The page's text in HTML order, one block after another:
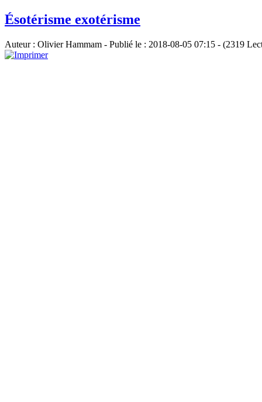
Ésotérisme exotérisme
Auteur : Olivier Hammam - Publié le : 2018-08-05 07:15 - (2319